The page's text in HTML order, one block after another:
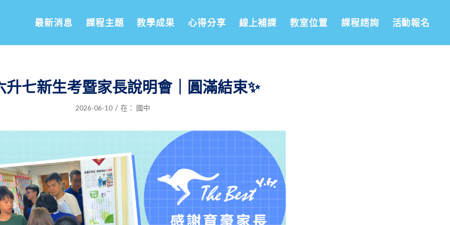
最新消息 課程主題 教學成果 心得分享 線上補課 教室位置 課程諮詢 活動報名
升七新生考暨家長說明會｜圓滿結束✨
2026-06-10 / 在： 國中